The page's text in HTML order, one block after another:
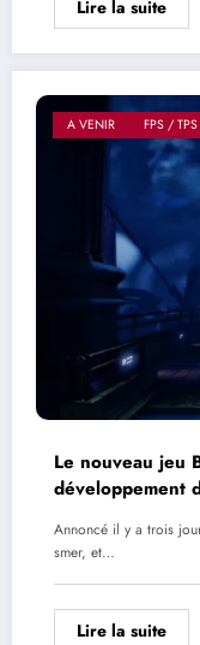
Lire la suite
A VENIR FPS / TPS
Le nouveau jeu
développement
Annoncé il y a trois
smer, et…
Lire la suite